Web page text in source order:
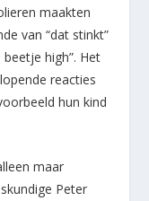
maakten
van “dat stinkt”
high”. Het
reacties
hun kind
maar
Peter